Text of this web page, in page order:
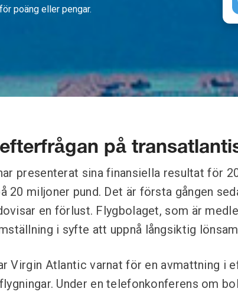
poäng eller pengar.
på
presenterat sina finansiella resultat för
20 miljoner pund. Det är första gången
en förlust. Flygbolaget, som är
i syfte att uppnå långsiktig
Virgin Atlantic varnat för en avmattning i
Under en telefonkonferens om